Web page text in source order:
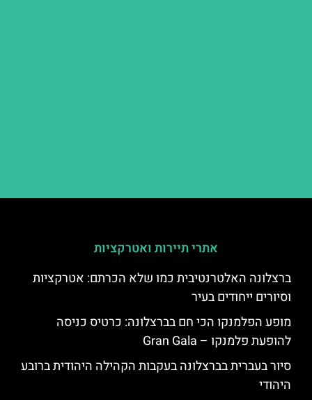
אתרי תיירות ואטרקציות
ברצלונה האלטרנטיבית כמו שלא הכרתם: אטרקציות
וסיורים ייחודים בעיר
מופע הפלמנקו הכי חם בברצלונה: כרטיס כניסה
להופעת פלמנקו – Gran Gala
סיור בעברית בברצלונה בעקבות הקהילה היהודית ברובע
היהודי